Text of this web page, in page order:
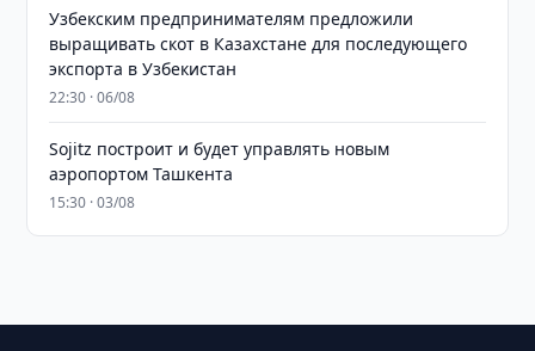
Узбекским предпринимателям предложили
выращивать скот в Казахстане для последующего
экспорта в Узбекистан
22:30 · 06/08
Sojitz построит и будет управлять новым
аэропортом Ташкента
15:30 · 03/08